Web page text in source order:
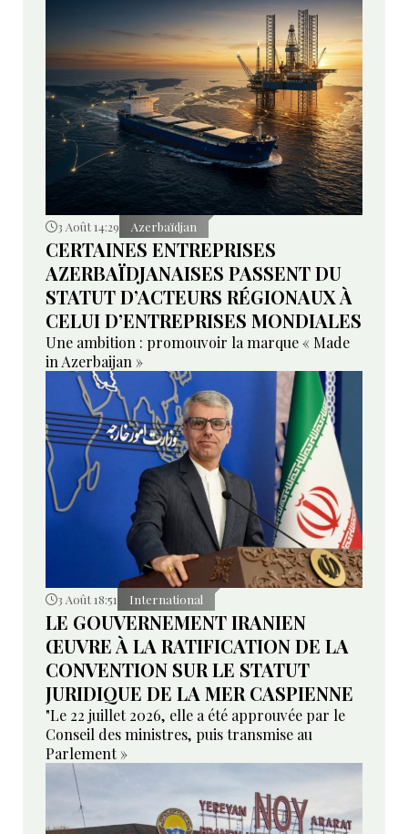
3 Août 14:29 Azerbaïdjan
CERTAINES ENTREPRISES
AZERBAÏDJANAISES PASSENT DU
STATUT D’ACTEURS RÉGIONAUX À
CELUI D’ENTREPRISES MONDIALES
Une ambition : promouvoir la marque « Made
in Azerbaijan »
3 Août 18:51 International
LE GOUVERNEMENT IRANIEN
ŒUVRE À LA RATIFICATION DE LA
CONVENTION SUR LE STATUT
JURIDIQUE DE LA MER CASPIENNE
"Le 22 juillet 2026, elle a été approuvée par le
Conseil des ministres, puis transmise au
Parlement »